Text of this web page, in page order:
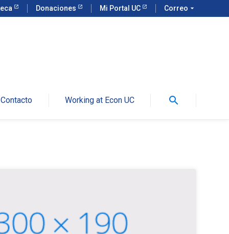
Donaciones Mi Portal UC Correo arrow_drop_down
Contacto Working at Econ UC search